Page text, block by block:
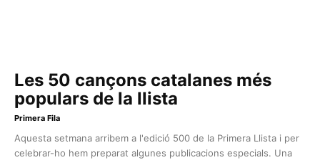
Les 50 cançons catalanes més
populars de la llista
Primera Fila
Aquesta setmana arribem a l'edició 500 de la Primera Llista i per
celebrar-ho hem preparat algunes publicacions especials. Una